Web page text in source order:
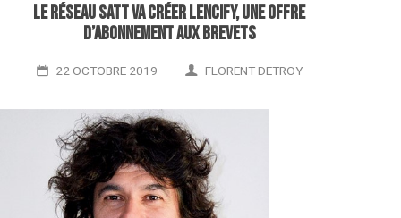
Le Réseau SATT va créer Lencify, une offre
d’abonnement aux brevets
22 OCTOBRE 2019 FLORENT DETROY